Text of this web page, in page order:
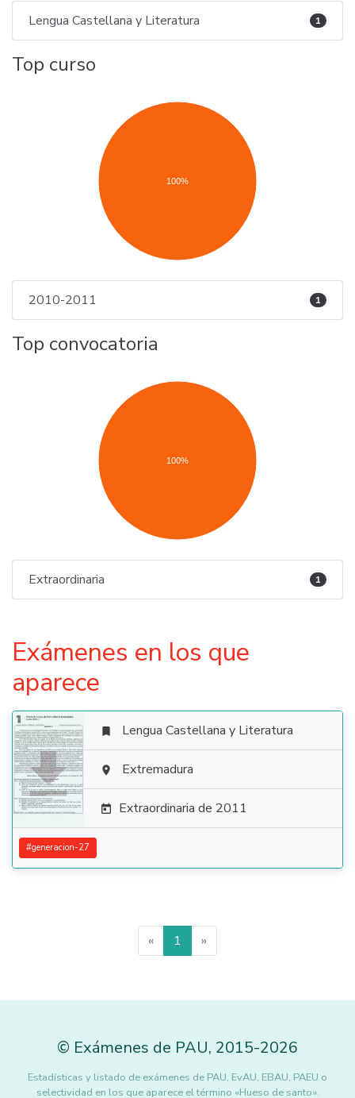
Lengua Castellana y Literatura 1
Top curso
100%
2010-2011 1
Top convocatoria
100%
Extraordinaria 1
Exámenes en los que
aparece

 Lengua Castellana y Literatura
 Extremadura
 Extraordinaria de 2011
#generacion-27
« 1 »
© Exámenes de PAU, 2015-2026
Estadísticas y listado de exámenes de PAU, EvAU, EBAU, PAEU o
selectividad en los que aparece el término «Hueso de santo».